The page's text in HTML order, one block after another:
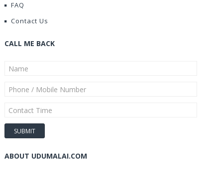
FAQ
Contact Us
CALL ME BACK
ABOUT UDUMALAI.COM